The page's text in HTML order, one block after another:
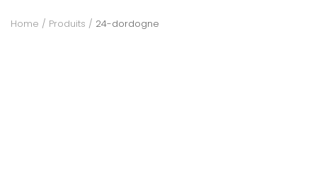
MEUBLEZ
Home Produits 24-dordogne